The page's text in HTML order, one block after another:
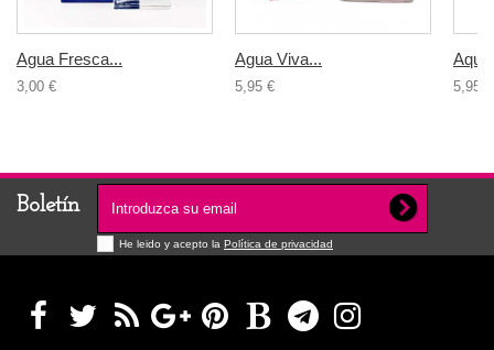
Agua Fresca...
3,00 €
Agua Viva...
5,95 € 5,95 €
Boletín
He leido y acepto la Política de privacidad